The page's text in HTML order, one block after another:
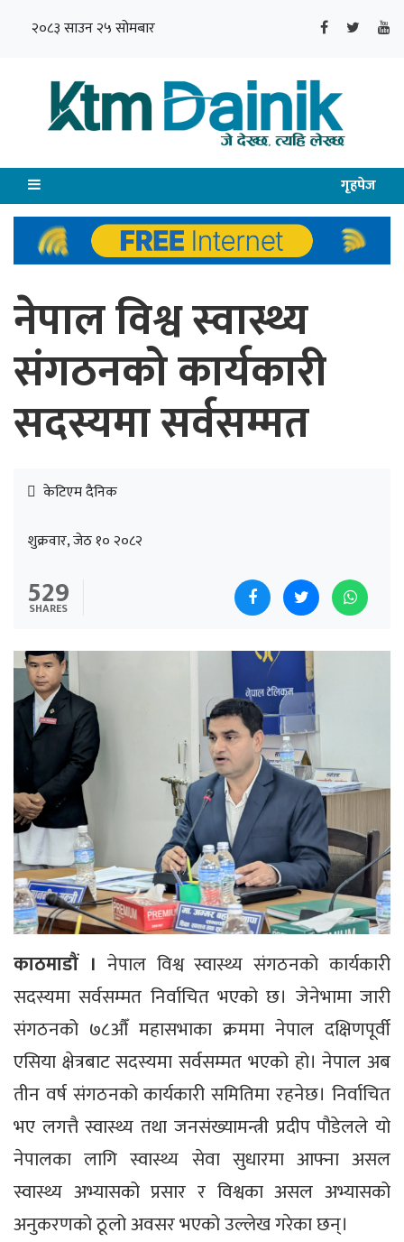
२०८३ साउन २५ सोमबार
गृहपेज
नेपाल विश्व स्वास्थ्य
संगठनको कार्यकारी
सदस्यमा सर्वसम्मत
केटिएम दैनिक
शुक्रवार, जेठ १० २०८२
529
SHARES
काठमाडौं । नेपाल विश्व स्वास्थ्य संगठनको कार्यकारी
सदस्यमा सर्वसम्मत निर्वाचित भएको छ। जेनेभामा जारी
संगठनको ७८औँ महासभाका क्रममा नेपाल दक्षिणपूर्वी
एसिया क्षेत्रबाट सदस्यमा सर्वसम्मत भएको हो। नेपाल अब
तीन वर्ष संगठनको कार्यकारी समितिमा रहनेछ। निर्वाचित
भए लगत्तै स्वास्थ्य तथा जनसंख्यामन्त्री प्रदीप पौडेलले यो
नेपालका लागि स्वास्थ्य सेवा सुधारमा आफ्ना असल
स्वास्थ्य अभ्यासको प्रसार र विश्वका असल अभ्यासको
अनुकरणको ठूलो अवसर भएको उल्लेख गरेका छन्।